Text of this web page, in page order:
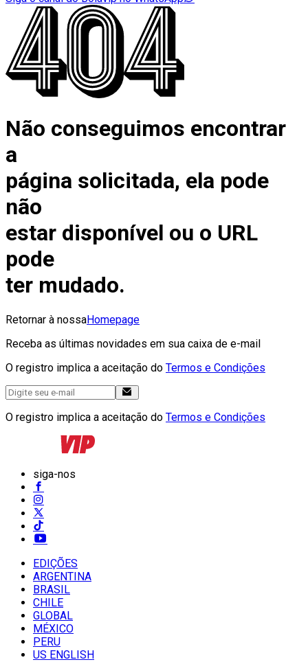
Não conseguimos encontrar
a
página solicitada, ela pode
não
estar disponível ou o URL
pode
ter mudado.
Retornar à nossaHomepage
Receba as últimas novidades em sua caixa de e-mail
O registro implica a aceitação do Termos e Condições
O registro implica a aceitação do Termos e Condições
siga-nos
EDIÇÕES
ARGENTINA
BRASIL
CHILE
GLOBAL
MÉXICO
PERU
US ENGLISH